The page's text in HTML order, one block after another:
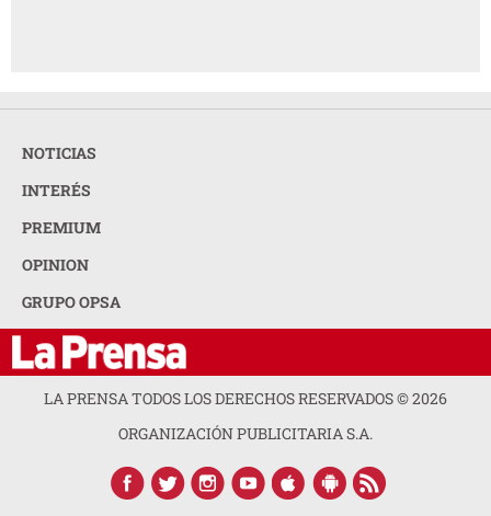
NOTICIAS
INTERÉS
PREMIUM
OPINION
GRUPO OPSA
LA PRENSA TODOS LOS DERECHOS RESERVADOS ©2026
ORGANIZACIÓN PUBLICITARIA S.A.